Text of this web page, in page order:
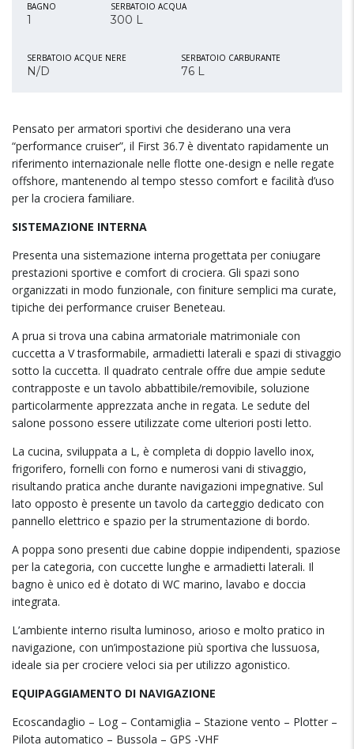
BAGNO
1
SERBATOIO ACQUA
300 L
SERBATOIO ACQUE NERE
N/D
SERBATOIO CARBURANTE
76 L
Pensato per armatori sportivi che desiderano una vera
“performance cruiser”, il First 36.7 è diventato rapidamente un
riferimento internazionale nelle flotte one-design e nelle regate
offshore, mantenendo al tempo stesso comfort e facilità d’uso
per la crociera familiare.
SISTEMAZIONE INTERNA
Presenta una sistemazione interna progettata per coniugare
prestazioni sportive e comfort di crociera. Gli spazi sono
organizzati in modo funzionale, con finiture semplici ma curate,
tipiche dei performance cruiser Beneteau.
A prua si trova una cabina armatoriale matrimoniale con
cuccetta a V trasformabile, armadietti laterali e spazi di stivaggio
sotto la cuccetta. Il quadrato centrale offre due ampie sedute
contrapposte e un tavolo abbattibile/removibile, soluzione
particolarmente apprezzata anche in regata. Le sedute del
salone possono essere utilizzate come ulteriori posti letto.
La cucina, sviluppata a L, è completa di doppio lavello inox,
frigorifero, fornelli con forno e numerosi vani di stivaggio,
risultando pratica anche durante navigazioni impegnative. Sul
lato opposto è presente un tavolo da carteggio dedicato con
pannello elettrico e spazio per la strumentazione di bordo.
A poppa sono presenti due cabine doppie indipendenti, spaziose
per la categoria, con cuccette lunghe e armadietti laterali. Il
bagno è unico ed è dotato di WC marino, lavabo e doccia
integrata.
L’ambiente interno risulta luminoso, arioso e molto pratico in
navigazione, con un’impostazione più sportiva che lussuosa,
ideale sia per crociere veloci sia per utilizzo agonistico.
EQUIPAGGIAMENTO DI NAVIGAZIONE
Ecoscandaglio – Log – Contamiglia – Stazione vento – Plotter –
Pilota automatico – Bussola – GPS -VHF